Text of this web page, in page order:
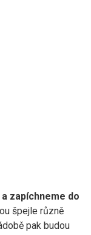
a zapíchneme do
špejle různě
pak budou